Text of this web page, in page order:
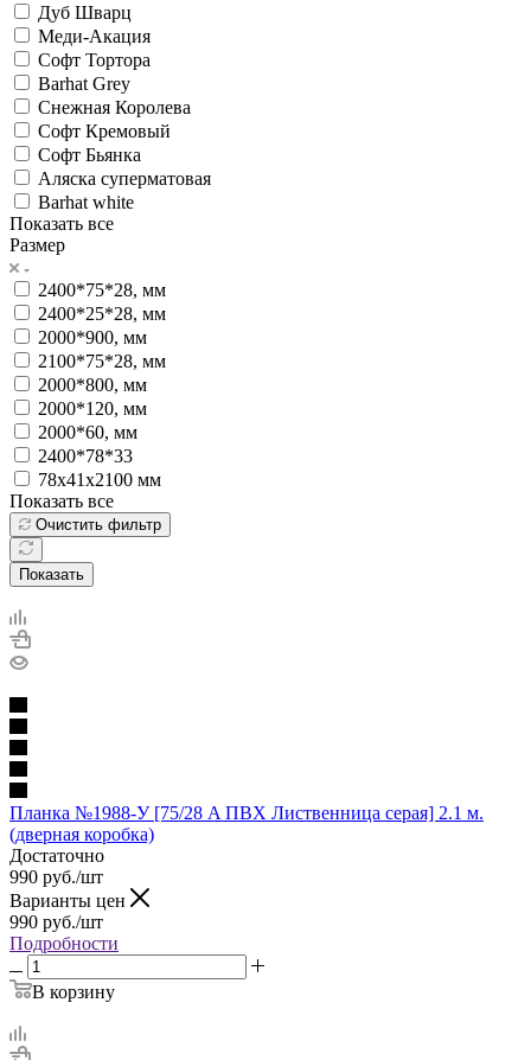
Дуб Шварц
Меди-Акация
Софт Тортора
Barhat Grey
Снежная Королева
Софт Кремовый
Софт Бьянка
Аляска суперматовая
Barhat white
Показать все
Размер
2400*75*28, мм
2400*25*28, мм
2000*900, мм
2100*75*28, мм
2000*800, мм
2000*120, мм
2000*60, мм
2400*78*33
78х41х2100 мм
Показать все
Очистить фильтр
Показать
Планка №1988-У [75/28 A ПВХ Лиственница серая] 2.1 м.
(дверная коробка)
Достаточно
990 руб./шт
Варианты цен
990 руб./шт
Подробности
В корзину